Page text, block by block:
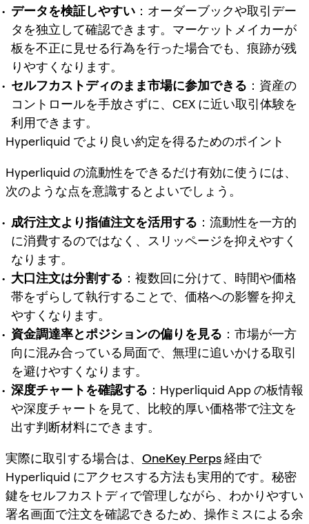
データを検証しやすい ：オーダーブックや取引デー
タを独立して確認できます。マーケットメイカーが
板を不正に見せる行為を行った場合でも、痕跡が残
りやすくなります。
セルフカストディのまま市場に参加できる ：資産の
コントロールを手放さずに、CEX に近い取引体験を
利用できます。
Hyperliquid でより良い約定を得るためのポイント
Hyperliquid の流動性をできるだけ有効に使うには、
次のような点を意識するとよいでしょう。
成行注文より指値注文を活用する ：流動性を一方的
に消費するのではなく、スリッページを抑えやすく
なります。
大口注文は分割する ：複数回に分けて、時間や価格
帯をずらして執行することで、価格への影響を抑え
やすくなります。
資金調達率とポジションの偏りを見る ：市場が一方
向に混み合っている局面で、無理に追いかける取引
を避けやすくなります。
深度チャートを確認する ：Hyperliquid App の板情報
や深度チャートを見て、比較的厚い価格帯で注文を
出す判断材料にできます。
実際に取引する場合は、 OneKey Perps経由で
Hyperliquid にアクセスする方法も実用的です。秘密
鍵をセルフカストディで管理しながら、わかりやすい
署名画面で注文を確認できるため、操作ミスによる余